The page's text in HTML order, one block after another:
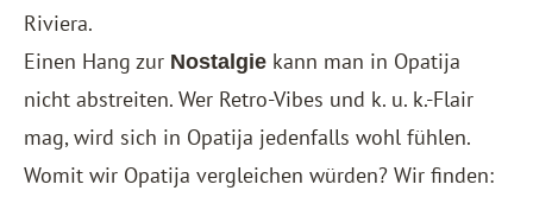
Riviera.
Einen Hang zur Nostalgie kann man in Opatija
nicht abstreiten. Wer Retro-Vibes und k. u. k.-Flair
mag, wird sich in Opatija jedenfalls wohl fühlen.
Womit wir Opatija vergleichen würden? Wir finden: